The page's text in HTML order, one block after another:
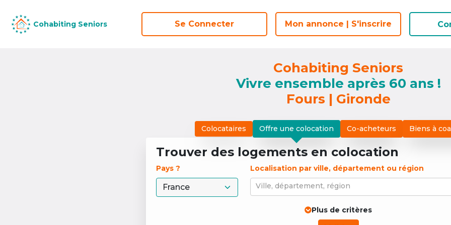
Cohabiting Seniors Se Connecter Mon annonce | S'inscrire
Cohabiting Seniors Se Connecter Mon annonce | S'inscrire
Cohabiting Seniors
Vivre ensemble après 60 ans !
Fours | Gironde
Colocataires Offre une colocation Co-acheteurs Biens à
Trouver des logements en colocation
Pays ?
Localisation par ville, département ou région
Ville, département, région
Plus de critères